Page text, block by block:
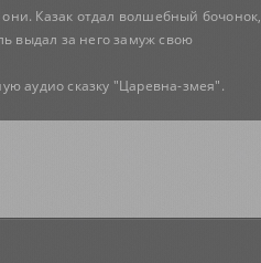
Казак отдал волшебный бочонок,
выдал за него замуж свою
аудио сказку "Царевна-змея".